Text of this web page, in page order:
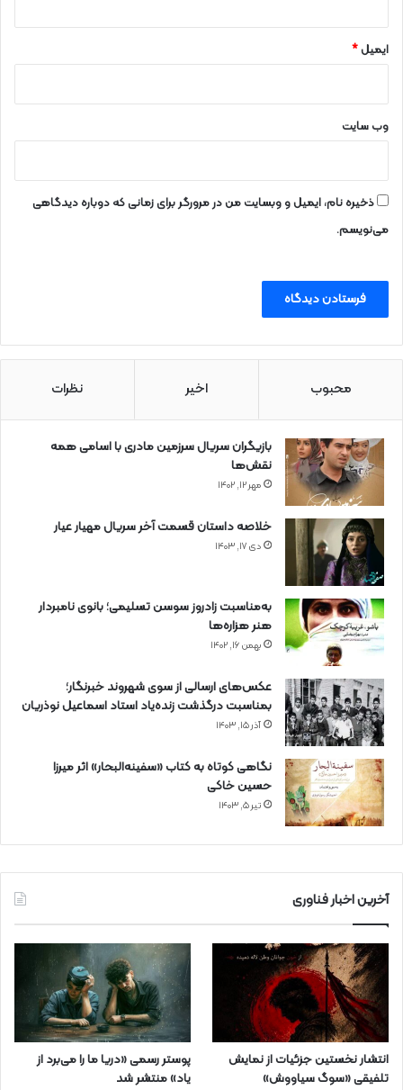
ایمیل*
وب‌ سایت
ذخیره نام، ایمیل و وبسایت من در مرورگر برای زمانی که دوباره دیدگاهی
می‌نویسم.
محبوب اخیر نظرات
بازیگران سریال سرزمین مادری با اسامی همه
نقش‌ها
مهر ۱۲, ۱۴۰۲
خلاصه داستان قسمت آخر سریال مهیار عیار
دی ۱۷, ۱۴۰۳
به‌مناسبت زادروز سوسن تسلیمی؛ بانوی نامبردار
هنر هزاره‌ها
بهمن ۱۶, ۱۴۰۲
عکس‌های ارسالی از سوی شهروند خبرنگار؛
بمناسبت درگذشت زنده‌یاد استاد اسماعیل نوذریان
آذر ۱۵, ۱۴۰۳
نگاهی کوتاه به کتاب «سفینه‌البحار» اثر میرزا
حسین خاکی
تیر ۵, ۱۴۰۳
آخرین اخبار فناوری
انتشار نخستین جزئیات از نمایش
تلفیقی «سوگ سیاووش»
پوستر رسمی «دریا ما را می‌برد از
یاد» منتشر شد